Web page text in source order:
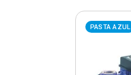
PASTA AZUL